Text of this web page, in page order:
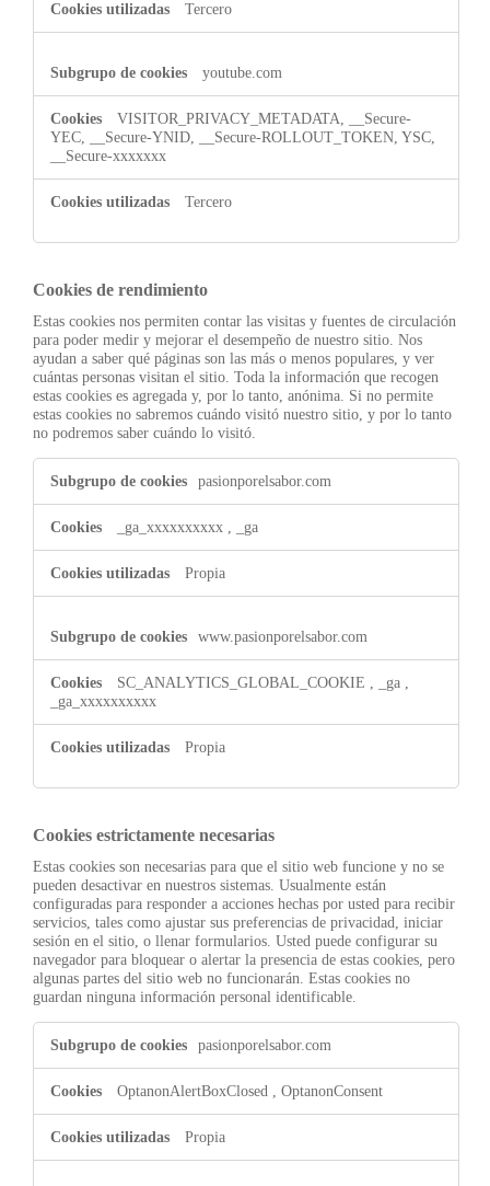
Tercero
youtube.com
VISITOR_PRIVACY_METADATA, __Secure-
YEC, __Secure-YNID, __Secure-ROLLOUT_TOKEN, YSC,
__Secure-xxxxxxx
Tercero
Cookies de rendimiento
Estas cookies nos permiten contar las visitas y fuentes de circulación
para poder medir y mejorar el desempeño de nuestro sitio. Nos
ayudan a saber qué páginas son las más o menos populares, y ver
cuántas personas visitan el sitio. Toda la información que recogen
estas cookies es agregada y, por lo tanto, anónima. Si no permite
estas cookies no sabremos cuándo visitó nuestro sitio, y por lo tanto
no podremos saber cuándo lo visitó.
Cookies
rendimiento
pasionporelsabor.com
_ga_xxxxxxxxxx _ga
Propia
www.pasionporelsabor.com
SC_ANALYTICS_GLOBAL_COOKIE _ga
_ga_xxxxxxxxxx
Propia
Cookies estrictamente necesarias
Estas cookies son necesarias para que el sitio web funcione y no se
pueden desactivar en nuestros sistemas. Usualmente están
configuradas para responder a acciones hechas por usted para recibir
servicios, tales como ajustar sus preferencias de privacidad, iniciar
sesión en el sitio, o llenar formularios. Usted puede configurar su
navegador para bloquear o alertar la presencia de estas cookies, pero
algunas partes del sitio web no funcionarán. Estas cookies no
guardan ninguna información personal identificable.
Cookies
estrictamente
necesarias
pasionporelsabor.com
OptanonAlertBoxClosed OptanonConsent
Propia